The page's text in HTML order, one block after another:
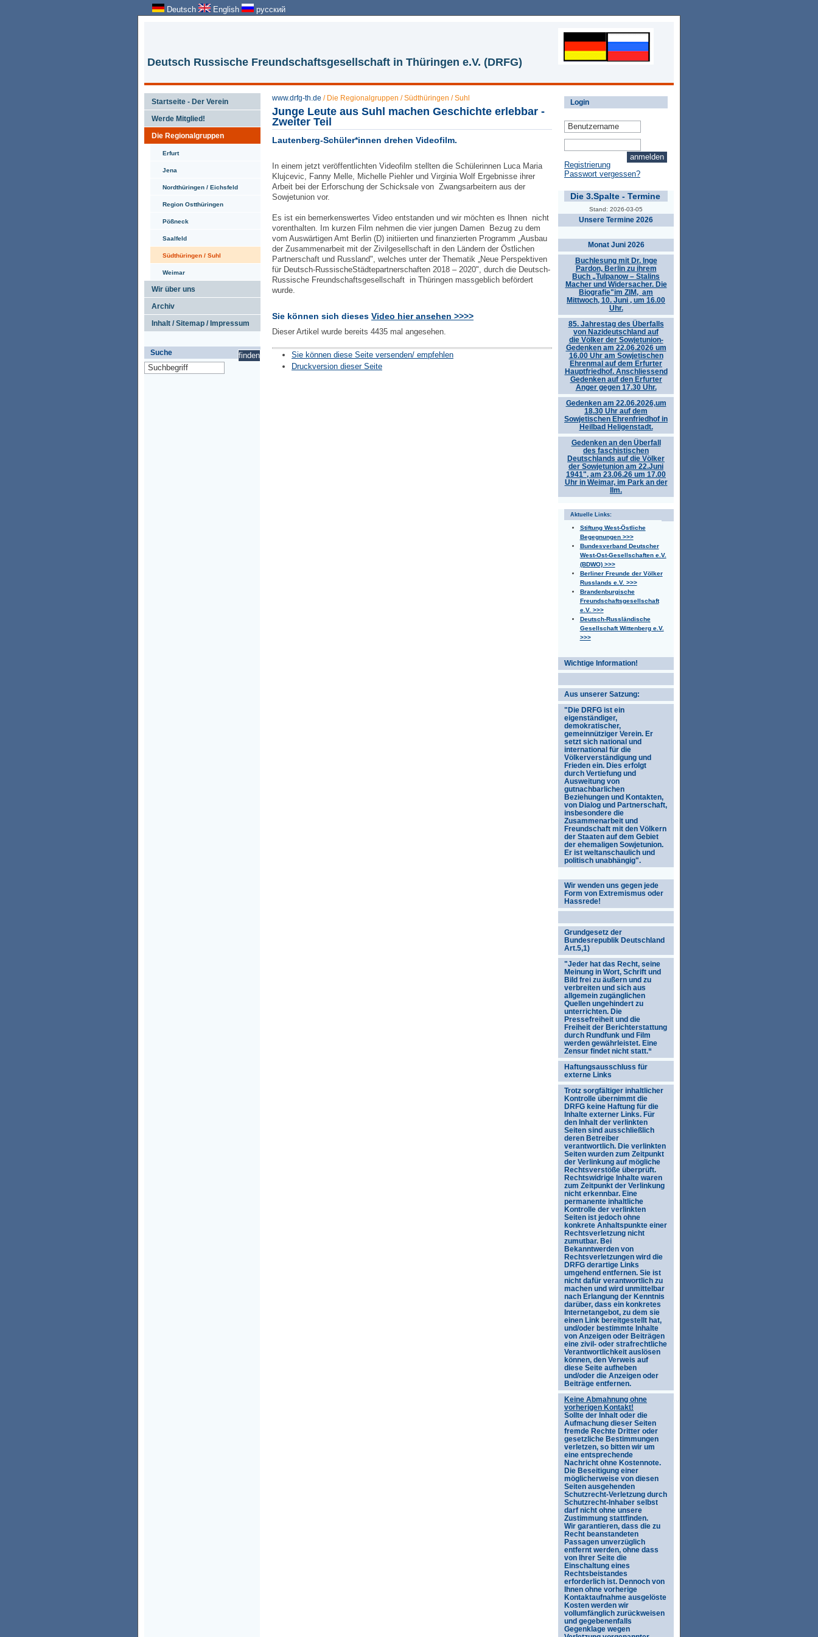
Deutsch English русский
Deutsch Russische Freundschaftsgesellschaft in Thüringen e.V. (DRFG)
Startseite - Der Verein
Werde Mitglied!
Die Regionalgruppen
Erfurt
Jena
Nordthüringen / Eichsfeld
Region Ostthüringen
Pößneck
Saalfeld
Südthüringen / Suhl
Weimar
Wir über uns
Archiv
Inhalt / Sitemap / Impressum
Suche
Login
Registrierung
Passwort vergessen?
Die 3.Spalte - Termine
Stand: 2026-03-05
Unsere Termine 2026
Monat Juni 2026
Buchlesung mit Dr. Inge
Pardon, Berlin zu ihrem
Buch „Tulpanow – Stalins
Macher und Widersacher. Die
Biografie"im ZIM, am
Mittwoch, 10. Juni , um 16.00
Uhr.
85. Jahrestag des Überfalls
von Nazideutschland auf
die Völker der Sowjetunion-
Gedenken am 22.06.2026 um
16.00 Uhr am Sowjetischen
Ehrenmal auf dem Erfurter
Hauptfriedhof. Anschliessend
Gedenken auf den Erfurter
Anger gegen 17.30 Uhr.
Gedenken am 22.06.2026,um
18.30 Uhr auf dem
Sowjetischen Ehrenfriedhof in
Heilbad Heligenstadt.
Gedenken an den Überfall
des faschistischen
Deutschlands auf die Völker
der Sowjetunion am 22.Juni
1941", am 23.06.26 um 17.00
Uhr in Weimar, im Park an der
Ilm.
Aktuelle Links:
Stiftung West-Östliche
Begegnungen >>>
Bundesverband Deutscher
West-Ost-Gesellschaften e.V.
(BDWO) >>>
Berliner Freunde der Völker
Russlands e.V. >>>
Brandenburgische
Freundschaftsgesellschaft
e.V. >>>
Deutsch-Russländische
Gesellschaft Wittenberg e.V.
>>>
Wichtige Information!
Aus unserer Satzung:
"Die DRFG ist ein
eigenständiger,
demokratischer,
gemeinnütziger Verein. Er
setzt sich national und
international für die
Völkerverständigung und
Frieden ein. Dies erfolgt
durch Vertiefung und
Ausweitung von
gutnachbarlichen
Beziehungen und Kontakten,
von Dialog und Partnerschaft,
insbesondere die
Zusammenarbeit und
Freundschaft mit den Völkern
der Staaten auf dem Gebiet
der ehemaligen Sowjetunion.
Er ist weltanschaulich und
politisch unabhängig".
Wir wenden uns gegen jede
Form von Extremismus oder
Hassrede!
Grundgesetz der
Bundesrepublik Deutschland
Art.5,1)
"Jeder hat das Recht, seine
Meinung in Wort, Schrift und
Bild frei zu äußern und zu
verbreiten und sich aus
allgemein zugänglichen
Quellen ungehindert zu
unterrichten. Die
Pressefreiheit und die
Freiheit der Berichterstattung
durch Rundfunk und Film
werden gewährleistet. Eine
Zensur findet nicht statt.“
Haftungsausschluss für
externe Links
Trotz sorgfältiger inhaltlicher
Kontrolle übernimmt die
DRFG keine Haftung für die
Inhalte externer Links. Für
den Inhalt der verlinkten
Seiten sind ausschließlich
deren Betreiber
verantwortlich. Die verlinkten
Seiten wurden zum Zeitpunkt
der Verlinkung auf mögliche
Rechtsverstöße überprüft.
Rechtswidrige Inhalte waren
zum Zeitpunkt der Verlinkung
nicht erkennbar. Eine
permanente inhaltliche
Kontrolle der verlinkten
Seiten ist jedoch ohne
konkrete Anhaltspunkte einer
Rechtsverletzung nicht
zumutbar. Bei
Bekanntwerden von
Rechtsverletzungen wird die
DRFG derartige Links
umgehend entfernen. Sie ist
nicht dafür verantwortlich zu
machen und wird unmittelbar
nach Erlangung der Kenntnis
darüber, dass ein konkretes
Internetangebot, zu dem sie
einen Link bereitgestellt hat,
und/oder bestimmte Inhalte
von Anzeigen oder Beiträgen
eine zivil- oder strafrechtliche
Verantwortlichkeit auslösen
können, den Verweis auf
diese Seite aufheben
und/oder die Anzeigen oder
Beiträge entfernen.
Keine Abmahnung ohne
vorherigen Kontakt!
Sollte der Inhalt oder die
Aufmachung dieser Seiten
fremde Rechte Dritter oder
gesetzliche Bestimmungen
verletzen, so bitten wir um
eine entsprechende
Nachricht ohne Kostennote.
Die Beseitigung einer
möglicherweise von diesen
Seiten ausgehenden
Schutzrecht-Verletzung durch
Schutzrecht-Inhaber selbst
darf nicht ohne unsere
Zustimmung stattfinden.
Wir garantieren, dass die zu
Recht beanstandeten
Passagen unverzüglich
entfernt werden, ohne dass
von Ihrer Seite die
Einschaltung eines
Rechtsbeistandes
erforderlich ist. Dennoch von
Ihnen ohne vorherige
Kontaktaufnahme ausgelöste
Kosten werden wir
vollumfänglich zurückweisen
und gegebenenfalls
Gegenklage wegen
www.drfg-th.de / Die Regionalgruppen /Südthüringen / Suhl
Junge Leute aus Suhl machen Geschichte erlebbar -
Zweiter Teil
Lautenberg-Schüler*innen drehen Videofilm.
In einem jetzt veröffentlichten Videofilm stellten die Schülerinnen Luca Maria
Klujcevic, Fanny Melle, Michelle Piehler und Virginia Wolf Ergebnisse ihrer
Arbeit bei der Erforschung der Schicksale von Zwangsarbeitern aus der
Sowjetunion vor.
Es ist ein bemerkenswertes Video entstanden und wir möchten es Ihnen nicht
vorenthalten. Im kurzen Film nehmen die vier jungen Damen Bezug zu dem
vom Auswärtigen Amt Berlin (D) initiierten und finanzierten Programm „Ausbau
der Zusammenarbeit mit der Zivilgesellschaft in den Ländern der Östlichen
Partnerschaft und Russland", welches unter der Thematik „Neue Perspektiven
für Deutsch-RussischeStädtepartnerschaften 2018 – 2020", durch die Deutsch-
Russische Freundschaftsgesellschaft in Thüringen massgeblich befördert
wurde.
Sie können sich dieses Video hier ansehen >>>>
Dieser Artikel wurde bereits 4435 mal angesehen.
Sie können diese Seite versenden/ empfehlen
Druckversion dieser Seite